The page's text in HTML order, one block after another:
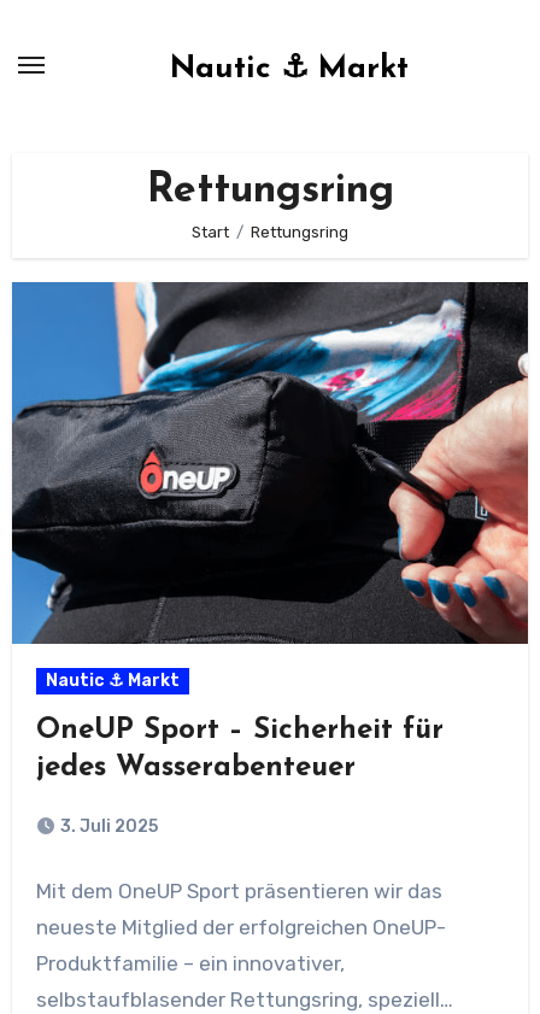
Nautic ⚓ Markt
Rettungsring
Start Rettungsring
Nautic ⚓ Markt
OneUP Sport – Sicherheit für
jedes Wasserabenteuer
3. Juli 2025
Mit dem OneUP Sport präsentieren wir das
neueste Mitglied der erfolgreichen OneUP-
Produktfamilie – ein innovativer,
selbstaufblasender Rettungsring, speziell